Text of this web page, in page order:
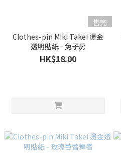
售完
Clothes-pin Miki Takei 燙金
透明貼紙 - 兔子房
HK$18.00